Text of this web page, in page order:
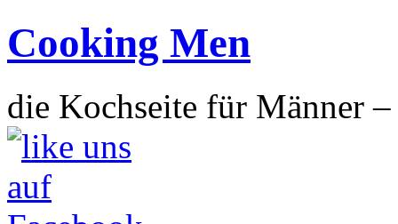
Cooking Men
die Kochseite für Männer